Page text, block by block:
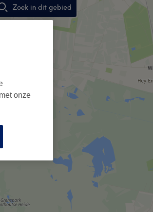
Zoek in dit gebied
,
onze